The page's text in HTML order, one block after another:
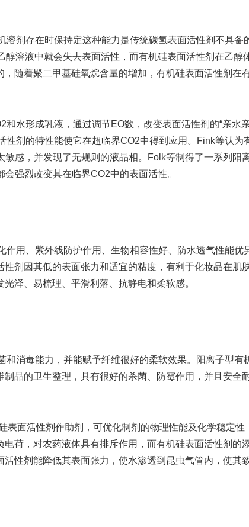
存在时保持定这种能力是传统碳氢表面活性剂不具备
溶液中就会失去表面活性，而有机硅表面活性剂在乙醇
随着聚二甲基硅氧烷含量的增加，有机硅表面活性剂在
形成乳液，通过调节EO数，改变表面活性剂的“亲水
剂的特性能使它在超临界CO2中得到应用。Fink等认为
感，并发现了无规则的液晶相。Folk等制得了一系列阳
强烈改变其在临界CO2中的表面活性。
、紫外线防护作用、生物相容性好、防水透气性能优
剂因其低的表面张力和适宜的粘度，有利于化妆品在肌
泽、易梳理、平滑利落、抗静电和柔软感。
毒能力，并能赋予纤维很好的柔软效果。阳离子型有
品的卫生整理，具有很好的杀菌、防霉作用，并且安全耐
面活性剂作助剂，可优化制剂的物理性能及化学稳定性
荷，对农药液体具有排斥作用，而有机硅表面活性剂的
性剂能降低其表面张力，使水渗透到昆虫气管内，使其